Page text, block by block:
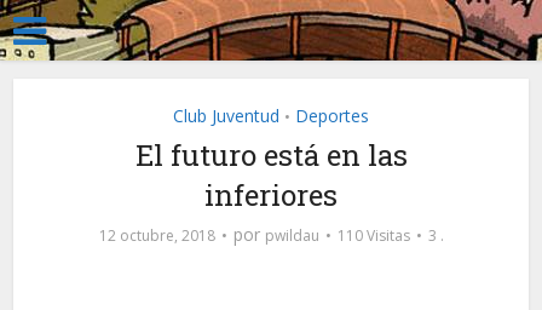
Club Juventud • Deportes
El futuro está en las
inferiores
12 octubre, 2018 por pwildau 110 Visitas 3 .